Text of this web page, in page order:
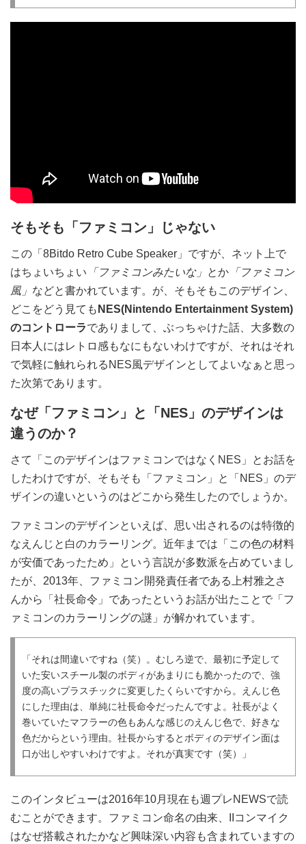
そもそも「ファミコン」じゃない
この「8Bitdo Retro Cube Speaker」ですが、ネット上で
はちょいちょい 「ファミコンみたいな」 とか 「ファミコン
風」 などと書かれています。が、そもそもこのデザイン、
どこをどう見ても NES(Nintendo Entertainment System)
のコントローラでありまして、ぶっちゃけた話、大多数の
日本人にはレトロ感もなにもないわけですが、それはそれ
で気軽に触れられるNES風デザインとしてよいなぁと思っ
た次第であります。
なぜ「ファミコン」と「NES」のデザインは
違うのか？
さて「このデザインはファミコンではなくNES」とお話を
したわけですが、そもそも「ファミコン」と「NES」のデ
ザインの違いというのはどこから発生したのでしょうか。
ファミコンのデザインといえば、思い出されるのは特徴的
なえんじと白のカラーリング。近年までは「この色の材料
が安価であったため」という言説が多数派を占めていまし
たが、2013年、ファミコン開発責任者である上村雅之さ
んから「社長命令」であったというお話が出たことで「フ
ァミコンのカラーリングの謎」が解かれています。
「それは間違いですね（笑）。むしろ逆で、最初に予定して
いた安いスチール製のボディがあまりにも脆かったので、強
度の高いプラスチックに変更したくらいですから。えんじ色
にした理由は、単純に社長命令だったんですよ。社長がよく
巻いていたマフラーの色もあんな感じのえんじ色で、好きな
色だからという理由。社長からするとボディのデザイン面は
口が出しやすいわけですよ。それが真実です（笑）」
このインタビューは2016年10月現在も週プレNEWSで読
むことができます。ファミコン命名の由来、IIコンマイク
はなぜ搭載されたかなど興味深い内容も含まれていますの